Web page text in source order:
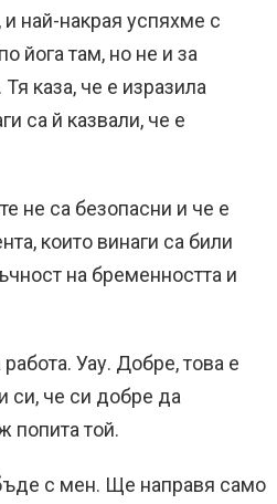
най-накрая успяхме с
йога там, но не и за
каза, че е изразила
са й казвали, че е
не са безопасни и че е
които винаги са били
на бременността и
Уау. Добре, това е
си, че си добре да
попита той.
с мен. Ще направя само